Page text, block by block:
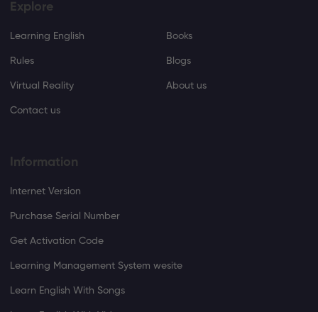
Explore
Learning English Books
Rules Blogs
Virtual Reality About us
Contact us
Information
Internet Version
Purchase Serial Number
Get Activation Code
Learning Management System wesite
Learn English With Songs